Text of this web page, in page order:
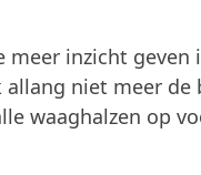
meer inzicht geven
niet meer
waaghalzen op